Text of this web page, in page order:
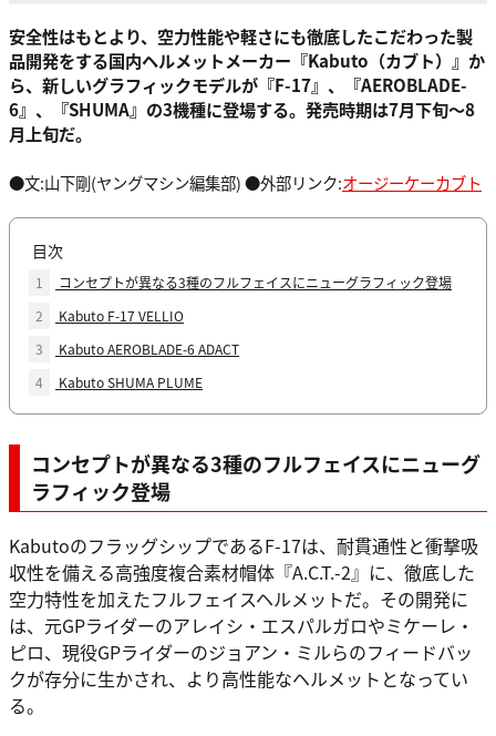
安全性はもとより、空力性能や軽さにも徹底したこだわった製
品開発をする国内ヘルメットメーカー『Kabuto（カブト）』か
ら、新しいグラフィックモデルが『F-17』、『AEROBLADE-
6』、『SHUMA』の3機種に登場する。発売時期は7月下旬～8
月上旬だ。
●文:山下剛(ヤングマシン編集部) ●外部リンク:オージーケーカブト
目次
1
コンセプトが異なる3種のフルフェイスにニューグラフィック登場
2
Kabuto F-17 VELLIO
3
Kabuto AEROBLADE-6 ADACT
4
Kabuto SHUMA PLUME
コンセプトが異なる3種のフルフェイスにニューグ
ラフィック登場
KabutoのフラッグシップであるF-17は、耐貫通性と衝撃吸
収性を備える高強度複合素材帽体『A.C.T.-2』に、徹底した
空力特性を加えたフルフェイスヘルメットだ。その開発に
は、元GPライダーのアレイシ・エスパルガロやミケーレ・
ピロ、現役GPライダーのジョアン・ミルらのフィードバッ
クが存分に生かされ、より高性能なヘルメットとなってい
る。